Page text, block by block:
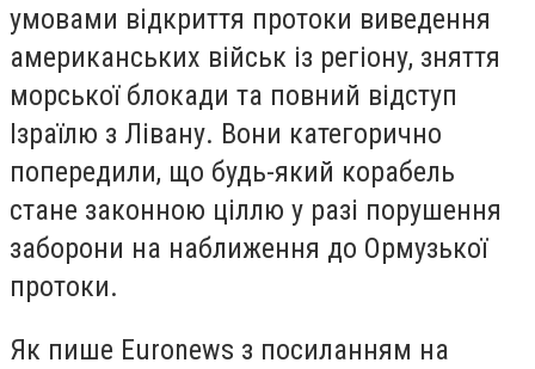
умовами відкриття протоки виведення
американських військ із регіону, зняття
морської блокади та повний відступ
Ізраїлю з Лівану. Вони категорично
попередили, що будь-який корабель
стане законною ціллю у разі порушення
заборони на наближення до Ормузької
протоки.
Як пише Euronews з посиланням на